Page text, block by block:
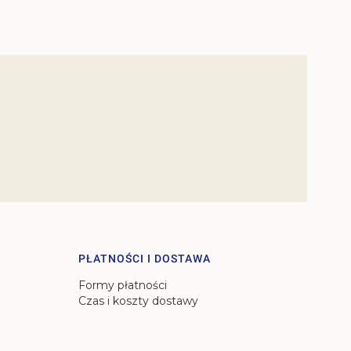
PŁATNOŚCI I DOSTAWA
Formy płatności
Czas i koszty dostawy